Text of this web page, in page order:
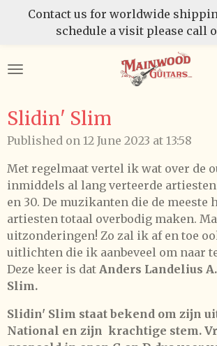
Skip
content
Contact us for worldwide
schedule a visit please call
Slidin' Slim
Published on 12 June 2023 at 13:58
Met regelmaat vertel ik wat over de
inmiddels al lang verteerde
en 30. De muzikanten die de meeste
artiesten totaal overbodig maken.
uitzonderingen! Zo zal ik af en toe
uitlichten die ik aanbeveel om naar
Deze keer is dat Anders Landelius
Slim.
Slidin' Slim staat bekend om zijn
National en zijn krachtige stem.